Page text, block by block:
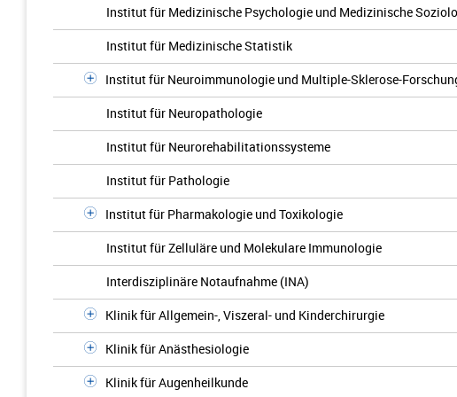
Institut für Medizinische Psychologie und Medizinische
Institut für Medizinische Statistik
Institut für Neuroimmunologie und Multiple-Sklerose-
Institut für Neuropathologie
Institut für Neurorehabilitationssysteme
Institut für Pathologie
Institut für Pharmakologie und Toxikologie
Institut für Zelluläre und Molekulare Immunologie
Interdisziplinäre Notaufnahme (INA)
Klinik für Allgemein-, Viszeral- und Kinderchirurgie
Klinik für Anästhesiologie
Klinik für Augenheilkunde